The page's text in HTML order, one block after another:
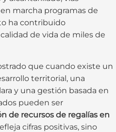
marcha programas de
ha contribuido
de vida de miles de
que cuando existe un
territorial, una
y una gestión basada en
pueden ser
de recursos de regalías en
cifras positivas, sino